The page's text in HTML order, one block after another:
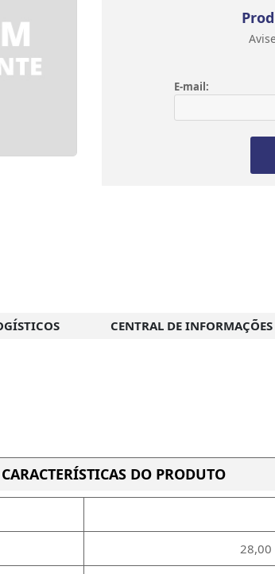
E-mail:
CENTRAL DE INFORMAÇÕES
CARACTERÍSTICAS DO PRODUTO
28,00